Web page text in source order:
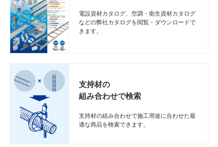
電設資材カタログ、空調・衛生資材カタログ
などの弊社カタログを閲覧・ダウンロードで
きます。
支持材の
組み合わせで検索
支持材の組み合わせで施工用途に合わせた最
適な商品を検索できます。